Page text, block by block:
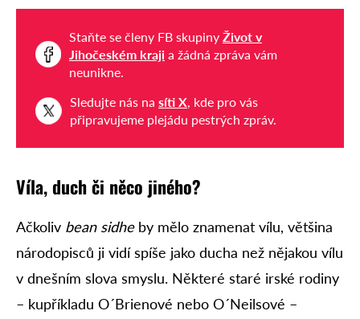
Staňte se členy FB skupiny Život v
Jihočeském kraji a žádná zpráva vám
neunikne.
Sledujte nás na síti X, kde pro vás
připravujeme plejádu pestrých zpráv.
Víla, duch či něco jiného?
Ačkoliv bean sidheby mělo znamenat vílu, většina
národopisců ji vidí spíše jako ducha než nějakou vílu
v dnešním slova smyslu. Některé staré irské rodiny
– kupříkladu O´Brienové nebo O´Neilsové –